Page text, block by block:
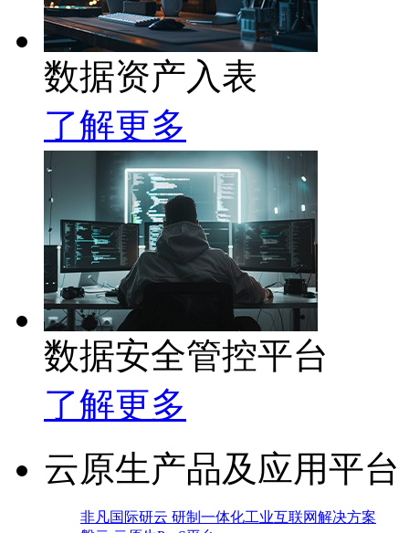
数据资产入表
了解更多
数据安全管控平台
了解更多
云原生产品及应用平台
非凡国际研云 研制一体化工业互联网解决方案